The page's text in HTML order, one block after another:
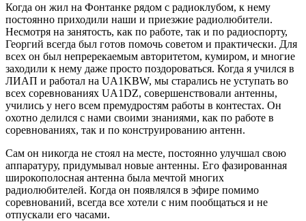
Когда он жил на Фонтанке рядом с радиоклубом, к нему
постоянно приходили наши и приезжие радиолюбители.
Несмотря на занятость, как по работе, так и по радиоспорту,
Георгий всегда был готов помочь советом и практически. Для
всех он был непререкаемым авторитетом, кумиром, и многие
заходили к нему даже просто поздороваться. Когда я учился в
ЛИАП и работал на UA1KBW, мы старались не уступать во
всех соревнованиях UA1DZ, совершенствовали антенны,
учились у него всем премудростям работы в контестах. Он
охотно делился с нами своими знаниями, как по работе в
соревнованиях, так и по конструированию антенн.
Сам он никогда не стоял на месте, постоянно улучшал свою
аппаратуру, придумывал новые антенны. Его фазированная
широкополосная антенна была мечтой многих
радиолюбителей. Когда он появлялся в эфире помимо
соревнований, всегда все хотели с ним пообщаться и не
отпускали его часами.